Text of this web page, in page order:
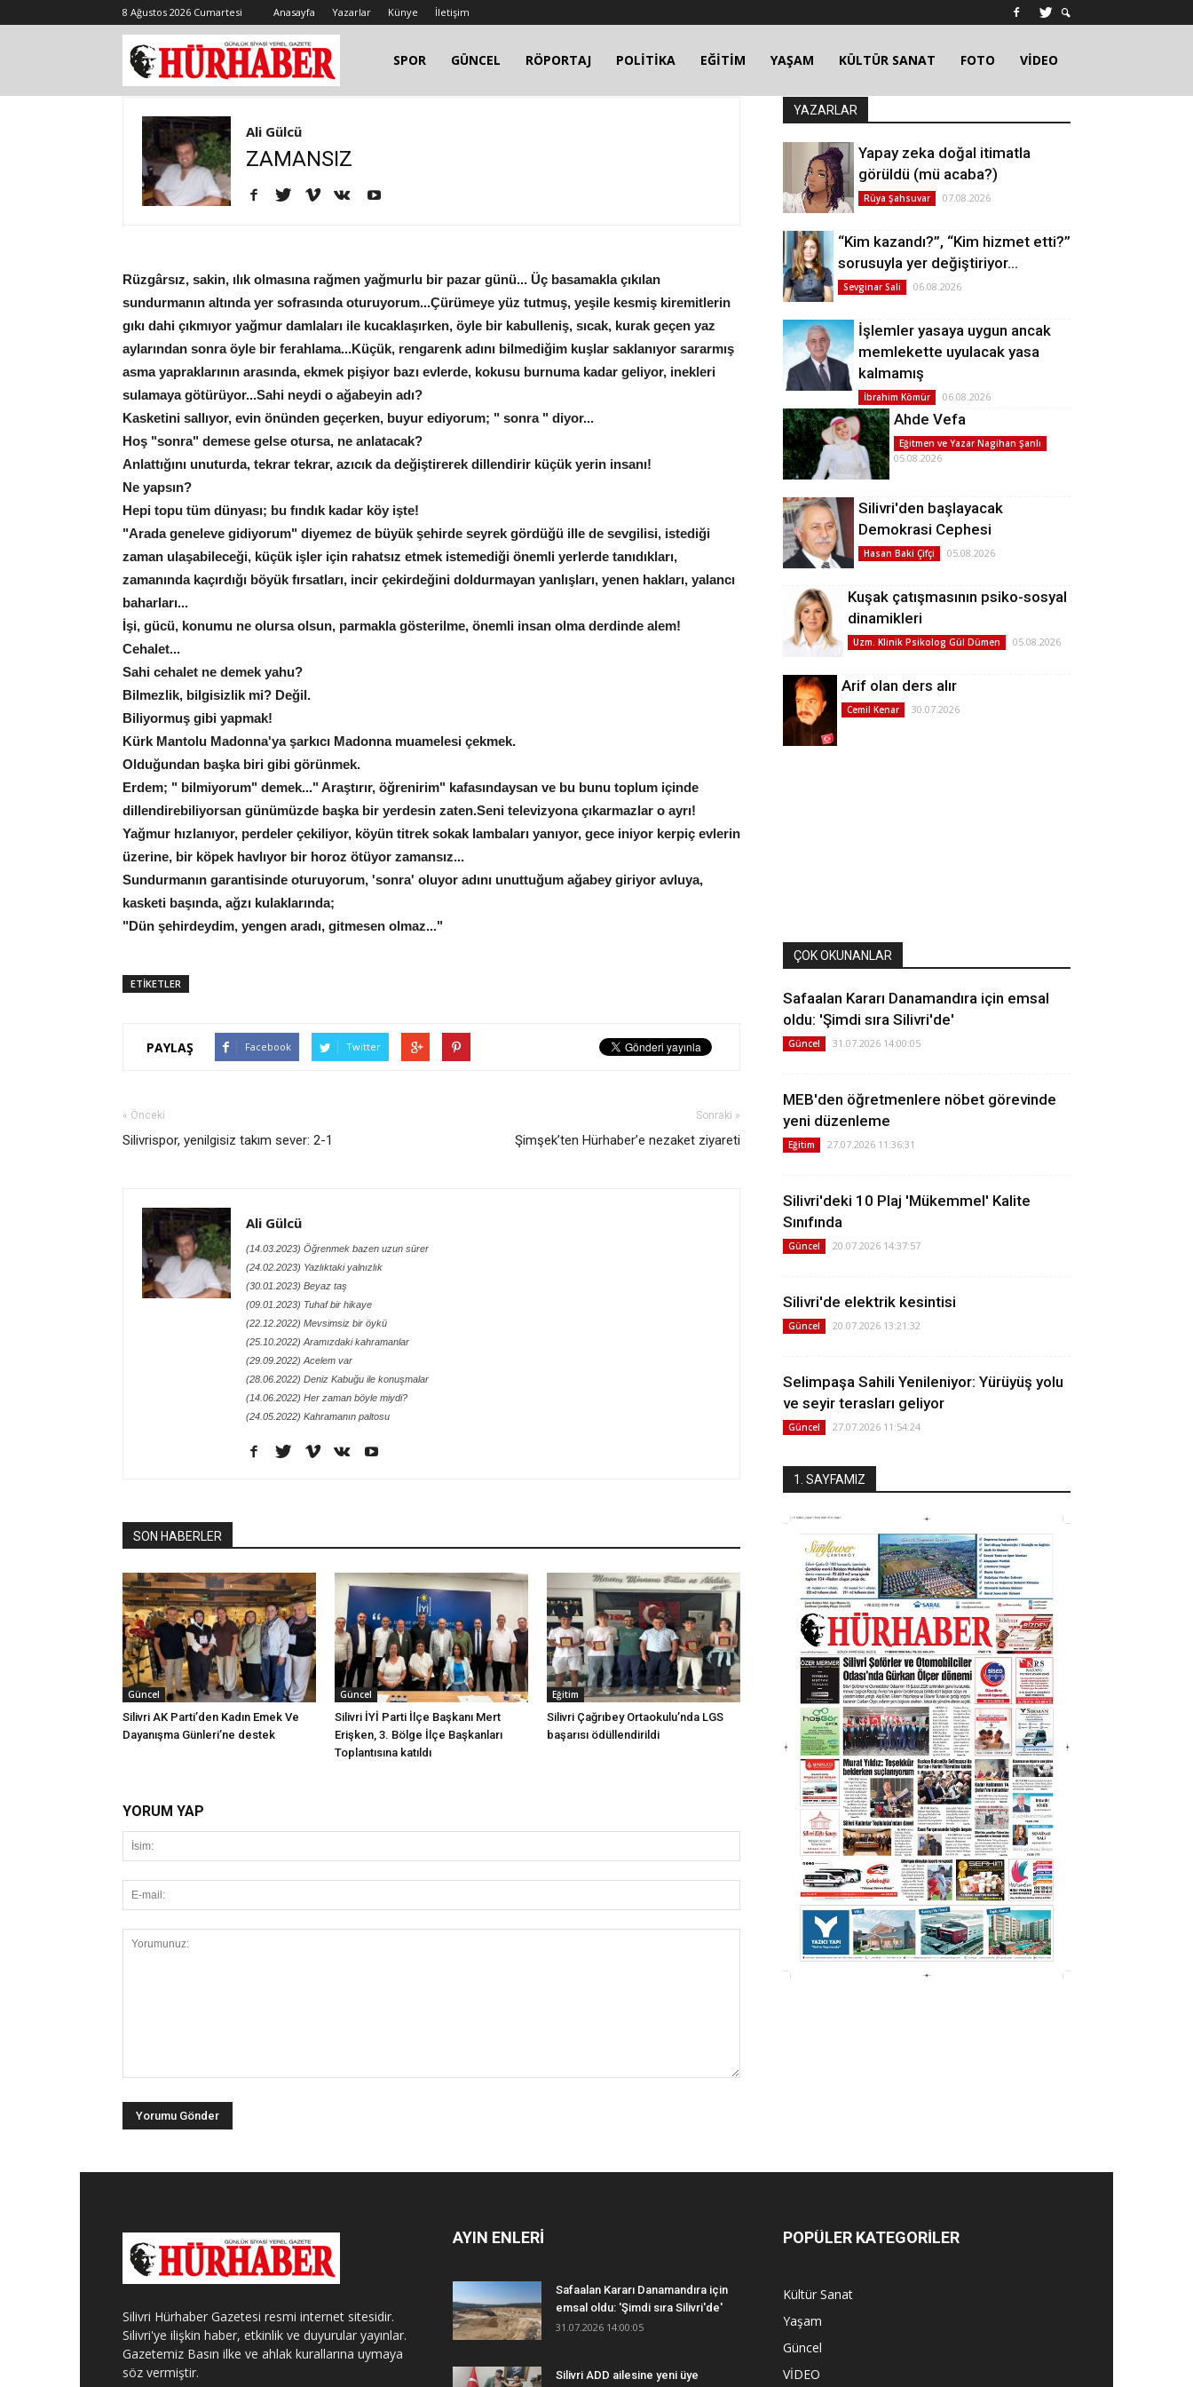
8 Ağustos 2026 Cumartesi Anasayfa Yazarlar Künye İletişim
SPOR GÜNCEL RÖPORTAJ POLİTİKA EĞİTİM YAŞAM KÜLTÜR SANAT FOTO VİDEO
Ali Gülcü
ZAMANSIZ
Rüzgârsız, sakin, ılık olmasına rağmen yağmurlu bir pazar günü... Üç basamakla çıkılan
sundurmanın altında yer sofrasında oturuyorum...Çürümeye yüz tutmuş, yeşile kesmiş kiremitlerin
gıkı dahi çıkmıyor yağmur damlaları ile kucaklaşırken, öyle bir kabulleniş, sıcak, kurak geçen yaz
aylarından sonra öyle bir ferahlama...Küçük, rengarenk adını bilmediğim kuşlar saklanıyor sararmış
asma yapraklarının arasında, ekmek pişiyor bazı evlerde, kokusu burnuma kadar geliyor, inekleri
sulamaya götürüyor...Sahi neydi o ağabeyin adı?
Kasketini sallıyor, evin önünden geçerken, buyur ediyorum; " sonra " diyor...
Hoş "sonra" demese gelse otursa, ne anlatacak?
Anlattığını unuturda, tekrar tekrar, azıcık da değiştirerek dillendirir küçük yerin insanı!
Ne yapsın?
Hepi topu tüm dünyası; bu fındık kadar köy işte!
"Arada geneleve gidiyorum" diyemez de büyük şehirde seyrek gördüğü ille de sevgilisi, istediği
zaman ulaşabileceği, küçük işler için rahatsız etmek istemediği önemli yerlerde tanıdıkları,
zamanında kaçırdığı böyük fırsatları, incir çekirdeğini doldurmayan yanlışları, yenen hakları, yalancı
baharları...
İşi, gücü, konumu ne olursa olsun, parmakla gösterilme, önemli insan olma derdinde alem!
Cehalet...
Sahi cehalet ne demek yahu?
Bilmezlik, bilgisizlik mi? Değil.
Biliyormuş gibi yapmak!
Kürk Mantolu Madonna'ya şarkıcı Madonna muamelesi çekmek.
Olduğundan başka biri gibi görünmek.
Erdem; " bilmiyorum" demek..." Araştırır, öğrenirim" kafasındaysan ve bu bunu toplum içinde
dillendirebiliyorsan günümüzde başka bir yerdesin zaten.Seni televizyona çıkarmazlar o ayrı!
Yağmur hızlanıyor, perdeler çekiliyor, köyün titrek sokak lambaları yanıyor, gece iniyor kerpiç evlerin
üzerine, bir köpek havlıyor bir horoz ötüyor zamansız...
Sundurmanın garantisinde oturuyorum, 'sonra' oluyor adını unuttuğum ağabey giriyor avluya,
kasketi başında, ağzı kulaklarında;
"Dün şehirdeydim, yengen aradı, gitmesen olmaz..."
ETİKETLER
PAYLAŞ Facebook Twitter
« Önceki
Silivrispor, yenilgisiz takım sever: 2-1
Sonraki »
Şimşek’ten Hürhaber’e nezaket ziyareti
Ali Gülcü
(14.03.2023) Öğrenmek bazen uzun sürer
(24.02.2023) Yazlıktaki yalnızlık
(30.01.2023) Beyaz taş
(09.01.2023) Tuhaf bir hikaye
(22.12.2022) Mevsimsiz bir öykü
(25.10.2022) Aramızdaki kahramanlar
(29.09.2022) Acelem var
(28.06.2022) Deniz Kabuğu ile konuşmalar
(14.06.2022) Her zaman böyle miydi?
(24.05.2022) Kahramanın paltosu
SON HABERLER
Güncel
Silivri AK Parti’den Kadın Emek Ve
Dayanışma Günleri’ne destek
Güncel
Silivri İYİ Parti İlçe Başkanı Mert
Erişken, 3. Bölge İlçe Başkanları
Toplantısına katıldı
Eğitim
Silivri Çağrıbey Ortaokulu’nda LGS
başarısı ödüllendirildi
YORUM YAP
YAZARLAR
Yapay zeka doğal itimatla
görüldü (mü acaba?)
Rüya Şahsuvar 07.08.2026
“Kim kazandı?”, “Kim hizmet etti?”
sorusuyla yer değiştiriyor…
Sevginar Sali 06.08.2026
İşlemler yasaya uygun ancak
memlekette uyulacak yasa
kalmamış
İbrahim Kömür 06.08.2026
Ahde Vefa
Eğitmen ve Yazar Nagihan Şanlı
05.08.2026
Silivri'den başlayacak
Demokrasi Cephesi
Hasan Baki Çifçi 05.08.2026
Kuşak çatışmasının psiko-sosyal
dinamikleri
Uzm. Klinik Psikolog Gül Dümen 05.08.2026
Arif olan ders alır
Cemil Kenar 30.07.2026
ÇOK OKUNANLAR
Safaalan Kararı Danamandıra için emsal
oldu: 'Şimdi sıra Silivri'de'
Güncel 31.07.2026 14:00:05
MEB'den öğretmenlere nöbet görevinde
yeni düzenleme
Eğitim 27.07.2026 11:36:31
Silivri'deki 10 Plaj 'Mükemmel' Kalite
Sınıfında
Güncel 20.07.2026 14:37:57
Silivri'de elektrik kesintisi
Güncel 20.07.2026 13:21:32
Selimpaşa Sahili Yenileniyor: Yürüyüş yolu
ve seyir terasları geliyor
Güncel 27.07.2026 11:54:24
1. SAYFAMIZ
Silivri Hürhaber Gazetesi resmi internet sitesidir.
Silivri'ye ilişkin haber, etkinlik ve duyurular yayınlar.
Gazetemiz Basın ilke ve ahlak kurallarına uymaya
söz vermiştir.
AYIN ENLERİ
Safaalan Kararı Danamandıra için
emsal oldu: 'Şimdi sıra Silivri'de'
31.07.2026 14:00:05
Silivri ADD ailesine yeni üye
POPÜLER KATEGORİLER
Kültür Sanat
Yaşam
Güncel
VİDEO